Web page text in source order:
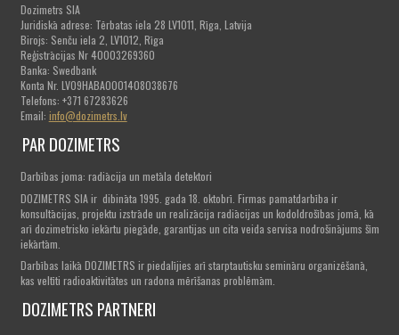
Dozimetrs SIA
Juridiskā adrese: Tērbatas iela 28 LV1011, Rīga, Latvija
Birojs: Senču iela 2, LV1012, Rīga
Reģistrācijas Nr 40003269360
Banka: Swedbank
Konta Nr. LV09HABA0001408038676
Telefons: +371 67283626
Email: info@dozimetrs.lv
PAR DOZIMETRS
Darbības joma: radiācija un metāla detektori
DOZIMETRS SIA ir dibināta 1995. gada 18. oktobrī. Firmas pamatdarbība ir
konsultācijas, projektu izstrāde un realizācija radiācijas un kodoldrošības jomā, kā
arī dozimetrisko iekārtu piegāde, garantijas un cita veida servisa nodrošinājums šīm
iekārtām.
Darbības laikā DOZIMETRS ir piedalījies arī starptautisku semināru organizēšanā,
kas veltīti radioaktivitātes un radona mērīšanas problēmām.
DOZIMETRS PARTNERI